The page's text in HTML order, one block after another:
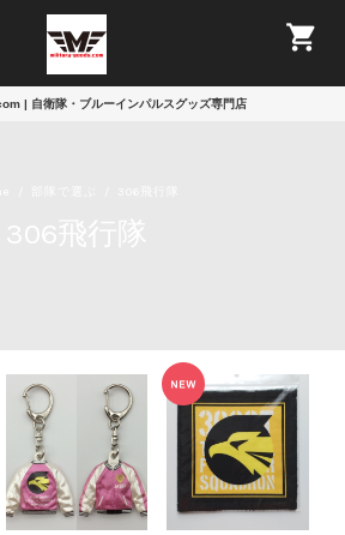
| 自衛隊・ブルーインパルスグッズ専門店